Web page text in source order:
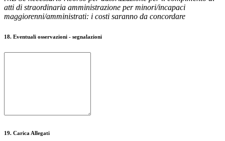
atti di straordinaria amministrazione per minori/incapaci
maggiorenni/amministrati: i costi saranno da concordare
18. Eventuali osservazioni - segnalazioni
19. Carica Allegati